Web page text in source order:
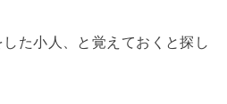
た小人、と覚えておくと探し